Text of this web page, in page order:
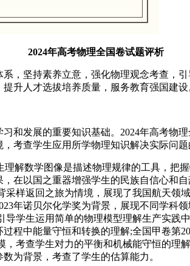
2024年高考物理全国卷试题评析
坚持素养立意，强化物理观念考查，
升人才选拔培养质量，服务教育强国建设
发展的重要知识基础。2024年高考物
考查学生应用所学物理知识解决实际问
数学图像是描述物理规律的工具，把
以国之重器增强学生的民族自信心和
样返回之旅为情境，展现了我国航天
年诺贝尔化学奖为背景，展现不同学科
学生运用简单的物理模型理解生产实践
程中能量守恒和转换的理解;全国甲卷第
考查学生对力的平衡和机械能守恒的
为背景，考查了学生的估算能力。